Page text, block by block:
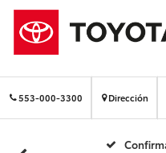
553-000-3300 Dirección